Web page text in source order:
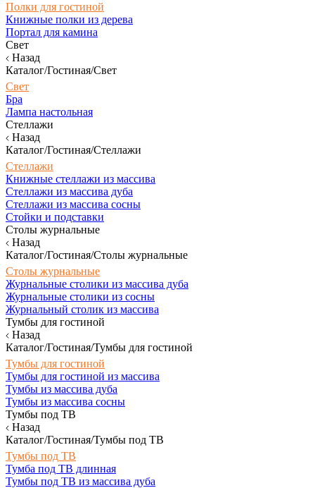
Полки для гостиной
Книжные полки из дерева
Портал для камина
Свет
Назад
Каталог/Гостиная/Свет
Свет
Бра
Лампа настольная
Стеллажи
Назад
Каталог/Гостиная/Стеллажи
Стеллажи
Книжные стеллажи из массива
Стеллажи из массива дуба
Стеллажи из массива сосны
Стойки и подставки
Столы журнальные
Назад
Каталог/Гостиная/Столы журнальные
Столы журнальные
Журнальные столики из массива дуба
Журнальные столики из сосны
Журнальный столик из массива
Тумбы для гостиной
Назад
Каталог/Гостиная/Тумбы для гостиной
Тумбы для гостиной
Тумбы для гостиной из массива
Тумбы из массива дуба
Тумбы из массива сосны
Тумбы под ТВ
Назад
Каталог/Гостиная/Тумбы под ТВ
Тумбы под ТВ
Тумба под ТВ длинная
Тумбы под ТВ из массива дуба